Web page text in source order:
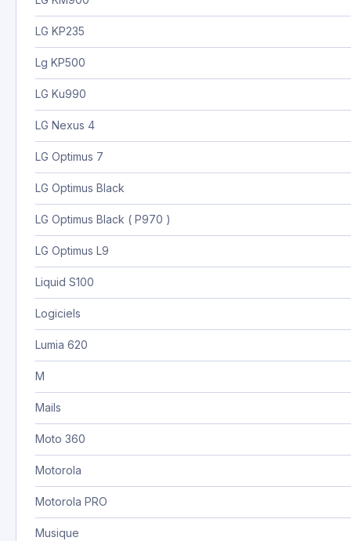
LG KP235
Lg KP500
LG Ku990
LG Nexus 4
LG Optimus 7
LG Optimus Black
LG Optimus Black ( P970 )
LG Optimus L9
Liquid S100
Logiciels
Lumia 620
M
Mails
Moto 360
Motorola
Motorola PRO
Musique